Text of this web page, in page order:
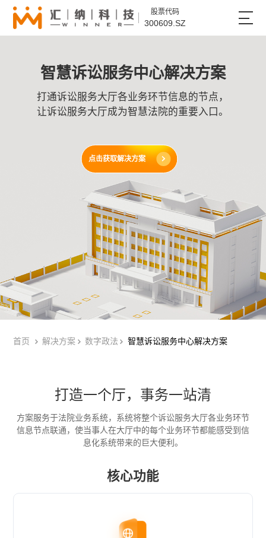
股票代码
300609.SZ
智慧诉讼服务中心解决方案
打通诉讼服务大厅各业务环节信息的节点，
让诉讼服务大厅成为智慧法院的重要入口。
点击获取解决方案
首页 解决方案 数字政法 智慧诉讼服务中心解决方案
打造一个厅，事务一站清
方案服务于法院业务系统，系统将整个诉讼服务大厅各业务环节
信息节点联通， 使当事人在大厅中的每个业务环节都能感受到信
息化系统带来的巨大便利。
核心功能